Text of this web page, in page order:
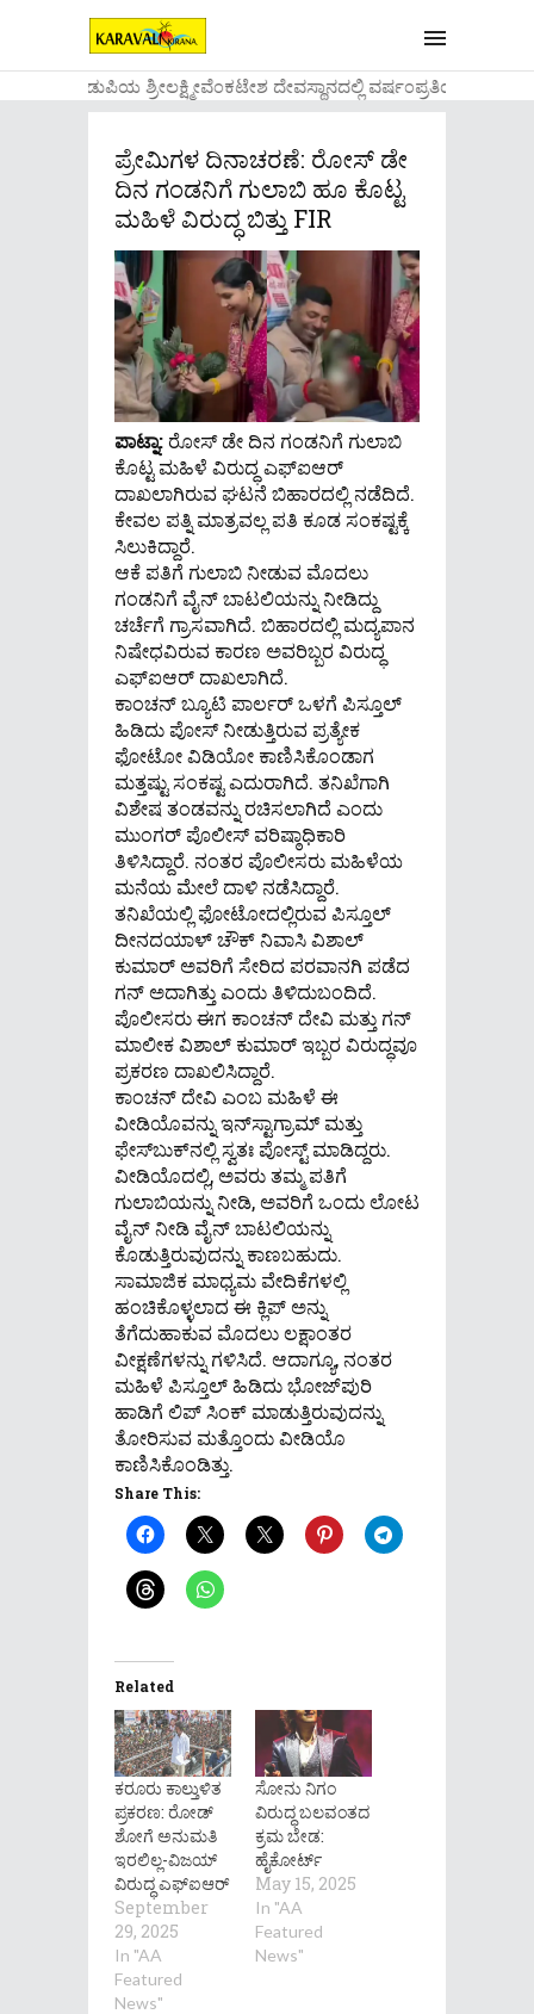
....ಉಡುಪಿಯ ಶ್ರೀಲಕ್ಷ್ಮೀವೆ೦ಕಟೇಶ ದೇವಸ್ಥಾನದಲ್ಲಿ ವರ್ಷ೦ಪ್ರತಿಯ
ಪ್ರೇಮಿಗಳ ದಿನಾಚರಣೆ: ರೋಸ್​​ ಡೇ
ದಿನ ಗಂಡನಿಗೆ ಗುಲಾಬಿ ಹೂ ಕೊಟ್ಟ
ಮಹಿಳೆ ವಿರುದ್ಧ ಬಿತ್ತು FIR
ಪಾಟ್ನಾ: ರೋಸ್​ ಡೇ ದಿನ ಗಂಡನಿಗೆ ಗುಲಾಬಿ
ಕೊಟ್ಟ ಮಹಿಳೆ ವಿರುದ್ಧ ಎಫ್​ಐಆರ್
ದಾಖಲಾಗಿರುವ ಘಟನೆ ಬಿಹಾರದಲ್ಲಿ ನಡೆದಿದೆ.
ಕೇವಲ ಪತ್ನಿ ಮಾತ್ರವಲ್ಲ ಪತಿ ಕೂಡ ಸಂಕಷ್ಟಕ್ಕೆ
ಸಿಲುಕಿದ್ದಾರೆ.
ಆಕೆ ಪತಿಗೆ ಗುಲಾಬಿ ನೀಡುವ ಮೊದಲು
ಗಂಡನಿಗೆ ವೈನ್ ಬಾಟಲಿಯನ್ನು ನೀಡಿದ್ದು
ಚರ್ಚೆಗೆ ಗ್ರಾಸವಾಗಿದೆ. ಬಿಹಾರದಲ್ಲಿ ಮದ್ಯಪಾನ
ನಿಷೇಧವಿರುವ ಕಾರಣ ಅವರಿಬ್ಬರ ವಿರುದ್ಧ
ಎಫ್​ಐಆರ್ ದಾಖಲಾಗಿದೆ.
ಕಾಂಚನ್ ಬ್ಯೂಟಿ ಪಾರ್ಲರ್ ಒಳಗೆ ಪಿಸ್ತೂಲ್
ಹಿಡಿದು ಪೋಸ್ ನೀಡುತ್ತಿರುವ ಪ್ರತ್ಯೇಕ
ಫೋಟೋ ವಿಡಿಯೋ ಕಾಣಿಸಿಕೊಂಡಾಗ
ಮತ್ತಷ್ಟು ಸಂಕಷ್ಟ ಎದುರಾಗಿದೆ. ತನಿಖೆಗಾಗಿ
ವಿಶೇಷ ತಂಡವನ್ನು ರಚಿಸಲಾಗಿದೆ ಎಂದು
ಮುಂಗರ್ ಪೊಲೀಸ್ ವರಿಷ್ಠಾಧಿಕಾರಿ
ತಿಳಿಸಿದ್ದಾರೆ. ನಂತರ ಪೊಲೀಸರು ಮಹಿಳೆಯ
ಮನೆಯ ಮೇಲೆ ದಾಳಿ ನಡೆಸಿದ್ದಾರೆ.
ತನಿಖೆಯಲ್ಲಿ ಫೋಟೋದಲ್ಲಿರುವ ಪಿಸ್ತೂಲ್
ದೀನದಯಾಳ್ ಚೌಕ್ ನಿವಾಸಿ ವಿಶಾಲ್
ಕುಮಾರ್ ಅವರಿಗೆ ಸೇರಿದ ಪರವಾನಗಿ ಪಡೆದ
ಗನ್ ಅದಾಗಿತ್ತು ಎಂದು ತಿಳಿದುಬಂದಿದೆ.
ಪೊಲೀಸರು ಈಗ ಕಾಂಚನ್ ದೇವಿ ಮತ್ತು ಗನ್
ಮಾಲೀಕ ವಿಶಾಲ್ ಕುಮಾರ್ ಇಬ್ಬರ ವಿರುದ್ಧವೂ
ಪ್ರಕರಣ ದಾಖಲಿಸಿದ್ದಾರೆ.
ಕಾಂಚನ್ ದೇವಿ ಎಂಬ ಮಹಿಳೆ ಈ
ವೀಡಿಯೊವನ್ನು ಇನ್‌ಸ್ಟಾಗ್ರಾಮ್ ಮತ್ತು
ಫೇಸ್‌ಬುಕ್‌ನಲ್ಲಿ ಸ್ವತಃ ಪೋಸ್ಟ್ ಮಾಡಿದ್ದರು.
ವೀಡಿಯೊದಲ್ಲಿ, ಅವರು ತಮ್ಮ ಪತಿಗೆ
ಗುಲಾಬಿಯನ್ನು ನೀಡಿ, ಅವರಿಗೆ ಒಂದು ಲೋಟ
ವೈನ್ ನೀಡಿ ವೈನ್ ಬಾಟಲಿಯನ್ನು
ಕೊಡುತ್ತಿರುವುದನ್ನು ಕಾಣಬಹುದು.
ಸಾಮಾಜಿಕ ಮಾಧ್ಯಮ ವೇದಿಕೆಗಳಲ್ಲಿ
ಹಂಚಿಕೊಳ್ಳಲಾದ ಈ ಕ್ಲಿಪ್ ಅನ್ನು
ತೆಗೆದುಹಾಕುವ ಮೊದಲು ಲಕ್ಷಾಂತರ
ವೀಕ್ಷಣೆಗಳನ್ನು ಗಳಿಸಿದೆ. ಆದಾಗ್ಯೂ, ನಂತರ
ಮಹಿಳೆ ಪಿಸ್ತೂಲ್ ಹಿಡಿದು ಭೋಜ್‌ಪುರಿ
ಹಾಡಿಗೆ ಲಿಪ್ ಸಿಂಕ್ ಮಾಡುತ್ತಿರುವುದನ್ನು
ತೋರಿಸುವ ಮತ್ತೊಂದು ವೀಡಿಯೊ
ಕಾಣಿಸಿಕೊಂಡಿತ್ತು.
Share This:
Related
ಕರೂರು ಕಾಲ್ತುಳಿತ
ಪ್ರಕರಣ: ರೋಡ್​
ಶೋಗೆ ಅನುಮತಿ
ಇರಲಿಲ್ಲ-ವಿಜಯ್
ವಿರುದ್ಧ ಎಫ್​​ಐಆರ್
September
29, 2025
In "AA
Featured
News"
ಸೋನು ನಿಗಂ
ವಿರುದ್ಧ ಬಲವಂತದ
ಕ್ರಮ ಬೇಡ:
ಹೈಕೋರ್ಟ್
May 15, 2025
In "AA
Featured
News"